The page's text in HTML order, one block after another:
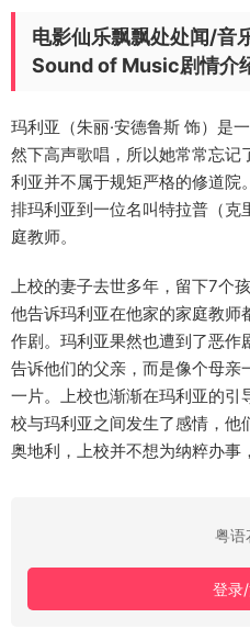
电影仙乐飘飘处处闻/音
Sound of Music剧情介
玛利亚（朱丽·安德鲁斯 饰）是
然下高声歌唱，所以她常常忘
利亚并不属于规矩严格的修道院
排玛利亚到一位名叫特拉普（克
庭教师。
上校的妻子去世多年，留下7个
他告诉玛利亚在他家的家庭教
作剧。玛利亚果然也遭到了恶
告诉他们的父亲，而是像个母
一片。上校也渐渐在玛利亚的
校与玛利亚之间发生了感情，他
奥地利，上校并不想为纳粹办
粤语
登录